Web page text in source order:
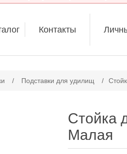
Контакты
/ Подставки для удилищ /
Стойка
Малая